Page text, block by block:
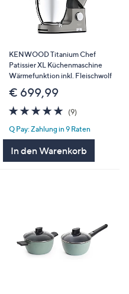
KENWOOD Titanium Chef
Patissier XL Küchenmaschine
Wärmefunktion inkl. Fleischwolf
€ 699,99
5.0
von
5
(9)9
Q Pay: Zahlung in 9 Raten
In den Warenkorb